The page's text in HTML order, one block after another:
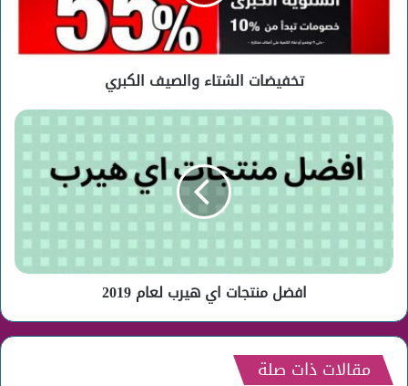
تخفيضات الشتاء والصيف الكبري
افضل
منتجات
اي
هيرب
لعام
2019
افضل منتجات اي هيرب لعام 2019
مقالات ذات صلة